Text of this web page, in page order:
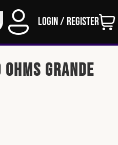
Login / Register
Ohms Grande